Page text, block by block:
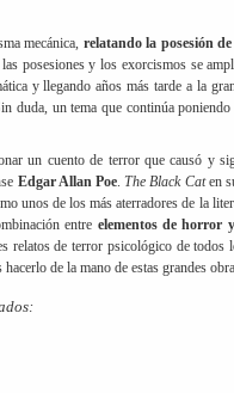
mecánica, relatando la posesión
posesiones y los exorcismos se
y llegando años más tarde a la
duda, un tema que continúa
un cuento de terror que causó y
Edgar Allan Poe.The Black Caten
unos de los más aterradores de la
entre elementos de horror
relatos de terror psicológico de todos
de la mano de estas grandes